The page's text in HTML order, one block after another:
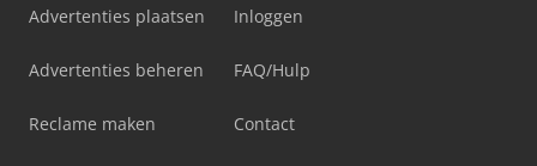
Advertenties plaatsen
Advertenties beheren
Reclame maken
Inloggen
FAQ/Hulp
Contact